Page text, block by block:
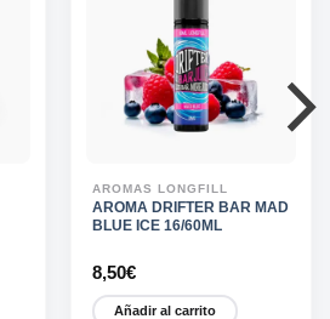
AROMAS LONGFILL
AROMA DRIFTER BAR MAD
BLUE ICE 16/60ML
8,50€
Añadir al carrito